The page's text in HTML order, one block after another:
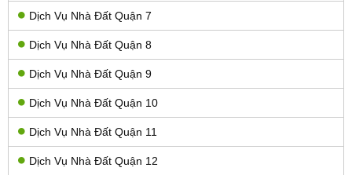
Dịch Vụ Nhà Đất Quận 7
Dịch Vụ Nhà Đất Quận 8
Dịch Vụ Nhà Đất Quận 9
Dịch Vụ Nhà Đất Quận 10
Dịch Vụ Nhà Đất Quận 11
Dịch Vụ Nhà Đất Quận 12